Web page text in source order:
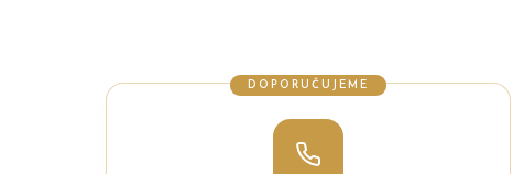
DOPORUČUJEME